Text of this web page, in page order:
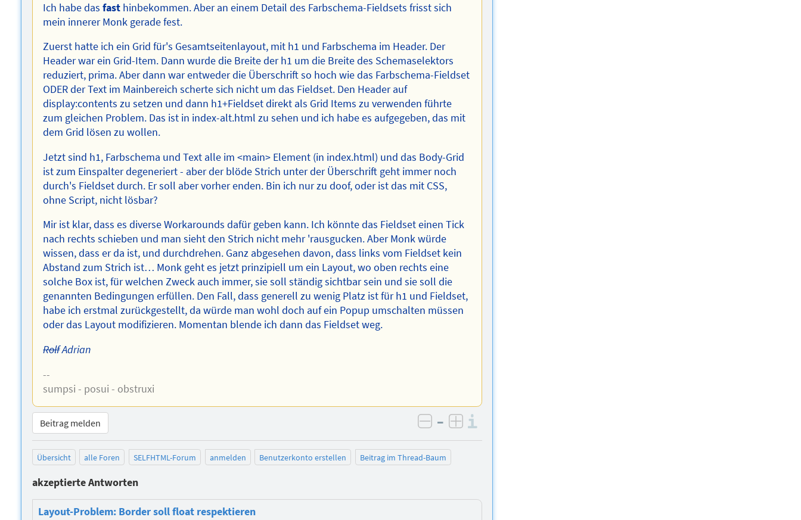
Ich habe dasfast hinbekommen. Aber an einem Detail des Farbschema-Fieldsets frisst sich
mein innerer Monk gerade fest.
Zuerst hatte ich ein Grid für's Gesamtseitenlayout, mit h1 und Farbschema im Header. Der
Header war ein Grid-Item. Dann wurde die Breite der h1 um die Breite des Schemaselektors
reduziert, prima. Aber dann war entweder die Überschrift so hoch wie das Farbschema-Fieldset
ODER der Text im Mainbereich scherte sich nicht um das Fieldset. Den Header auf
display:contents zu setzen und dann h1+Fieldset direkt als Grid Items zu verwenden führte
zum gleichen Problem. Das ist in index-alt.html zu sehen und ich habe es aufgegeben, das mit
dem Grid lösen zu wollen.
Jetzt sind h1, Farbschema und Text alle im <main> Element (in index.html) und das Body-Grid
ist zum Einspalter degeneriert - aber der blöde Strich unter der Überschrift geht immer noch
durch's Fieldset durch. Er soll aber vorher enden. Bin ich nur zu doof, oder ist das mit CSS,
ohne Script, nicht lösbar?
Mir ist klar, dass es diverse Workarounds dafür geben kann. Ich könnte das Fieldset einen Tick
nach rechts schieben und man sieht den Strich nicht mehr 'rausgucken. Aber Monk würde
wissen, dass er da ist, und durchdrehen. Ganz abgesehen davon, dass links vom Fieldset kein
Abstand zum Strich ist… Monk geht es jetzt prinzipiell um ein Layout, wo oben rechts eine
solche Box ist, für welchen Zweck auch immer, sie soll ständig sichtbar sein und sie soll die
genannten Bedingungen erfüllen. Den Fall, dass generell zu wenig Platz ist für h1 und Fieldset,
habe ich erstmal zurückgestellt, da würde man wohl doch auf ein Popup umschalten müssen
oder das Layout modifizieren. Momentan blende ich dann das Fieldset weg.
RolfAdrian
--
sumpsi - posui - obstruxi
Beitrag melden negativ bewerten
– positiv bewerten
Übersicht alle Foren SELFHTML-Forum anmelden Benutzerkonto erstellen Beitrag im Thread-Baum
akzeptierte Antworten
Layout-Problem: Border soll float respektieren